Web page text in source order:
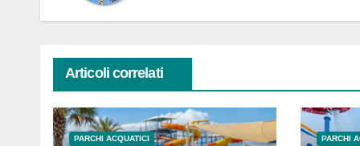
Articoli correlati
PARCHI ACQUATICI PARCHI